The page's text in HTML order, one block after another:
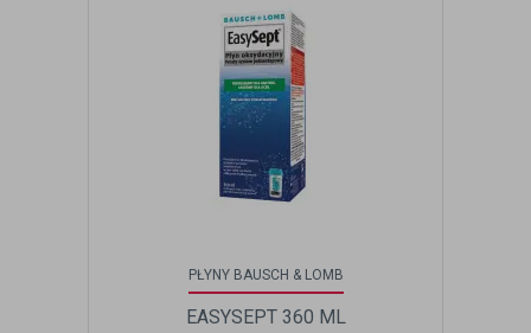
PŁYNY BAUSCH & LOMB
EASYSEPT 360 ML